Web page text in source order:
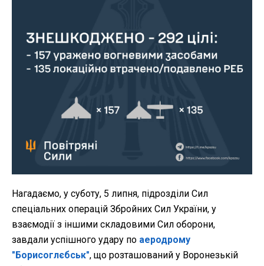
Нагадаємо, у суботу, 5 липня, підрозділи Сил
спеціальних операцій Збройних Сил України, у
взаємодії з іншими складовими Сил оборони,
завдали успішного удару по аеродрому
"Борисоглєбськ", що розташований у Воронезькій